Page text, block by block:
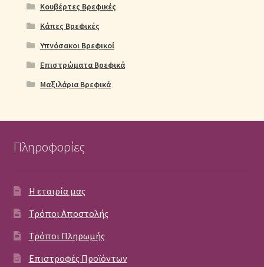
Κουβέρτες Βρεφικές
Κάπες Βρεφικές
Υπνόσακοι Βρεφικοί
Επιστρώματα Βρεφικά
Μαξιλάρια Βρεφικά
Πληροφορίες
Η εταιρία μας
Τρόποι Αποστολής
Τρόποι Πληρωμής
Επιστροφές Προϊόντων